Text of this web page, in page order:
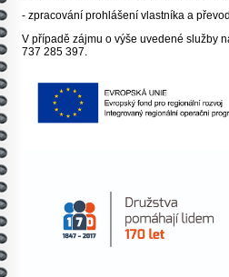
- zpracování prohlášení vlastníka a
V případě zájmu o výše uvedené služby
737 285 397.